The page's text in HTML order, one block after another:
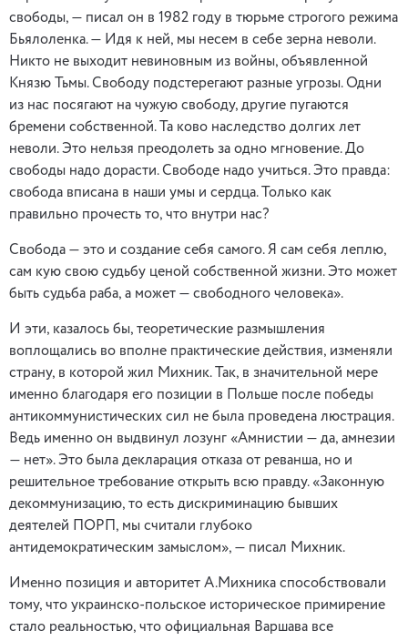
свободы, — писал он в 1982 году в тюрьме строгого режима
Бьялоленка. — Идя к ней, мы несем в себе зерна неволи.
Никто не выходит невиновным из войны, объявленной
Князю Тьмы. Свободу подстерегают разные угрозы. Одни
из нас посягают на чужую свободу, другие пугаются
бремени собственной. Та ково наследство долгих лет
неволи. Это нельзя преодолеть за одно мгновение. До
свободы надо дорасти. Свободе надо учиться. Это правда:
свобода вписана в наши умы и сердца. Только как
правильно прочесть то, что внутри нас?
Свобода — это и создание себя самого. Я сам себя леплю,
сам кую свою судьбу ценой собственной жизни. Это может
быть судьба раба, а может — свободного человека».
И эти, казалось бы, теоретические размышления
воплощались во вполне практические действия, изменяли
страну, в которой жил Михник. Так, в значительной мере
именно благодаря его позиции в Польше после победы
антикоммунистических сил не была проведена люстрация.
Ведь именно он выдвинул лозунг «Амнистии — да, амнезии
— нет». Это была декларация отказа от реванша, но и
решительное требование открыть всю правду. «Законную
декоммунизацию, то есть дискриминацию бывших
деятелей ПОРП, мы считали глубоко
антидемократическим замыслом», — писал Михник.
Именно позиция и авторитет А.Михника способствовали
тому, что украинско-польское историческое примирение
стало реальностью, что официальная Варшава все